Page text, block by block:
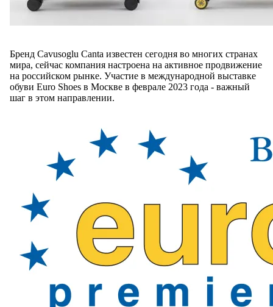
Бренд Cavusoglu Canta известен сегодня во многих странах
мира, сейчас компания настроена на активное продвижение
на российском рынке. Участие в международной выставке
обуви Euro Shoes в Москве в феврале 2023 года - важный
шаг в этом направлении.